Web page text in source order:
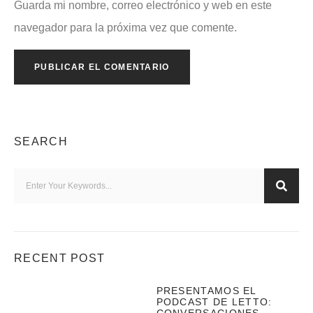
Guarda mi nombre, correo electrónico y web en este
navegador para la próxima vez que comente.
SEARCH
RECENT POST
PRESENTAMOS EL
PODCAST DE LETTO: